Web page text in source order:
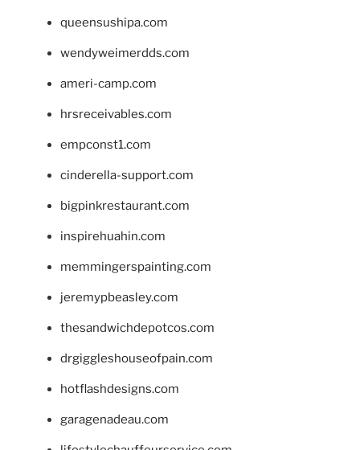
queensushipa.com
wendyweimerdds.com
ameri-camp.com
hrsreceivables.com
empconst1.com
cinderella-support.com
bigpinkrestaurant.com
inspirehuahin.com
memmingerspainting.com
jeremypbeasley.com
thesandwichdepotcos.com
drgiggleshouseofpain.com
hotflashdesigns.com
garagenadeau.com